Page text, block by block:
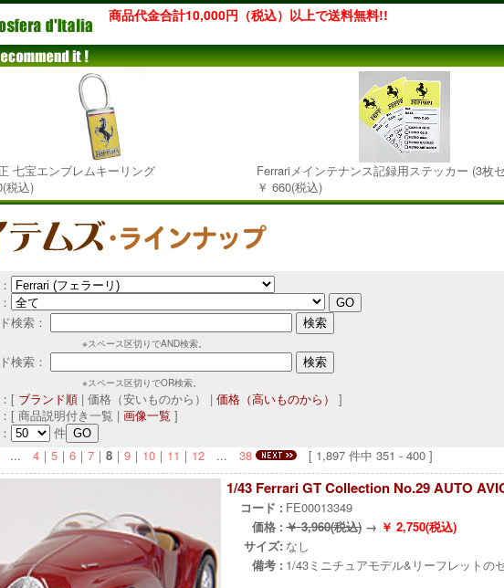
商品代金合計10,000円（税込）以上で送料無料!!
七宝エンブレムキーリング
税込)
Ferrariメインテナンス記録用ステッカー (3枚
￥ 660(税込)
検索：
※スペース区切りでAND検索。
検索：
※スペース区切りでOR検索。
[ ブランド順 | 価格（安いものから） | 価格（高いものから）
]
[ 商品説明付き一覧 | 画像一覧 ]
件
... 4 ｜ 5 ｜ 6 ｜ 7 ｜ 8 ｜ 9 ｜ 10 ｜ 11 ｜ 12 ... 38 [ 1,897 件中 351 - 400 ]
1/43 Ferrari GT Collection No.29 AUTO
コード : FE00013349
価格 : ￥ 3,960(税込) → ￥ 2,750(税込)
サイズ: なし
備考 : 1/43ミニチュアモデル&リーフレットの